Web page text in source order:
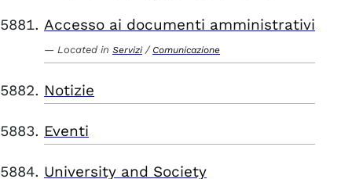
Accesso ai documenti amministrativi
Located in Servizi / Comunicazione
Notizie
Eventi
University and Society